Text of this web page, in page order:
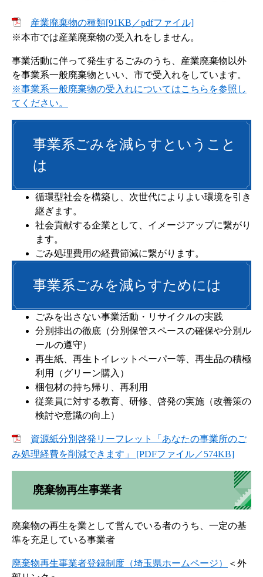
産業廃棄物の種類[91KB／pdfファイル]
※本市では産業廃棄物の受入れをしません。
事業活動に伴って発生するごみのうち、産業廃棄物以外
を事業系一般廃棄物といい、市で受入れをしています。
※事業系一般廃棄物の受入れについてはこちらを参照し
てください。
事業系ごみを減らすということ
は
循環型社会を構築し、次世代によりよい環境を引き
継ぎます。
社会貢献する企業として、イメージアップに繋がり
ます。
ごみ処理費用の経費節減に繋がります。
事業系ごみを減らすためには
ごみを出さない事業活動・リサイクルの実践
分別排出の徹底（分別保管スペースの確保や分別ル
ールの遵守）
再生紙、再生トイレットペーパー等、再生品の積極
利用（グリーン購入）
梱包材の持ち帰り、再利用
従業員に対する教育、研修、啓発の実施（改善策の
検討や意識の向上）
資源紙分別啓発リーフレット「あなたの事業所のご
み処理経費を削減できます」 [PDFファイル／574KB]
廃棄物再生事業者
廃棄物の再生を業として営んでいる者のうち、一定の基
準を充足している事業者
廃棄物再生事業者登録制度（埼玉県ホームページ）
＜外